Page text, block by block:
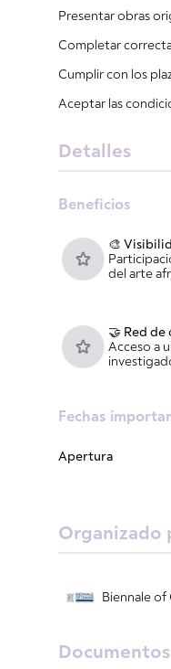
Presentar obras
Completar
Cumplir con los
Aceptar las
Detalles
Beneficios
🎨
del arte
🤝 Red
Acceso a
Fechas
Apertura
Organizado
Biennale